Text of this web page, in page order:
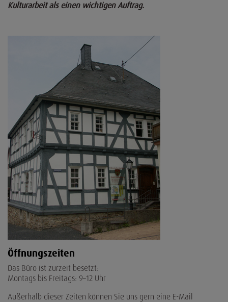
Kulturarbeit als einen wichtigen Auftrag.
Öffnungszeiten
Das Büro ist zurzeit besetzt:
Montags bis Freitags: 9–12 Uhr
Außerhalb dieser Zeiten können Sie uns gern eine E-Mail